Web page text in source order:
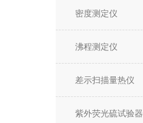
密度测定仪
沸程测定仪
差示扫描量热仪
紫外荧光硫试验器